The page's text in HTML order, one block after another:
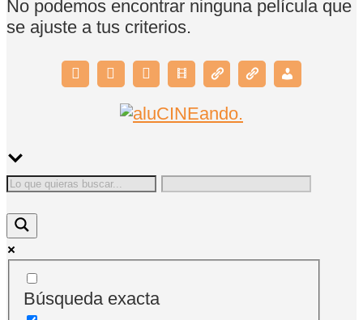
No podemos encontrar ninguna película que
se ajuste a tus criterios.
Búsqueda exacta